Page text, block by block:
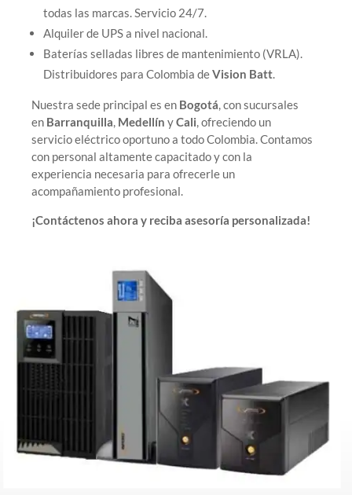
todas las marcas. Servicio 24/7.
Alquiler de UPS a nivel nacional.
Baterías selladas libres de mantenimiento (VRLA).
Distribuidores para Colombia deVision Batt.
Nuestra sede principal es en Bogotá, con sucursales
en Barranquilla, Medellín yCali, ofreciendo un
servicio eléctrico oportuno a todo Colombia. Contamos
con personal altamente capacitado y con la
experiencia necesaria para ofrecerle un
acompañamiento profesional.
¡Contáctenos ahora y reciba asesoría personalizada!